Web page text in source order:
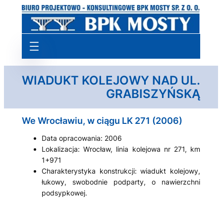
Przejdź
WIADUKT KOLEJOWY NAD UL.
GRABISZYŃSKĄ
We Wrocławiu, w ciągu LK 271 (2006)
Data opracowania: 2006
Lokalizacja: Wrocław, linia kolejowa nr 271, km
1+971
Charakterystyka konstrukcji: wiadukt kolejowy,
łukowy, swobodnie podparty, o nawierzchni
podsypkowej.